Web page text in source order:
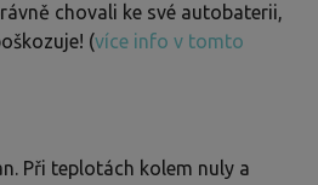
chovali ke své autobaterii,
(více info v tomto
Při teplotách kolem nuly a